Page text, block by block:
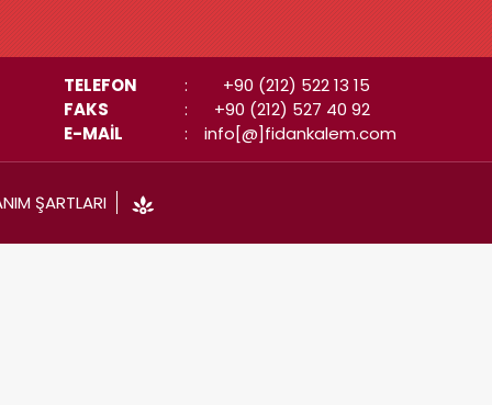
TELEFON :
+90 (212) 522 13 15
FAKS
:
+90 (212) 527 40 92
E-MAİL
: info[@]fidankalem.com
ŞARTLARI